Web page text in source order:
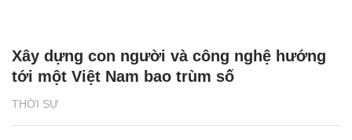
THỜI SỰ
Xây dựng con người và công nghệ hướng
tới một Việt Nam bao trùm số